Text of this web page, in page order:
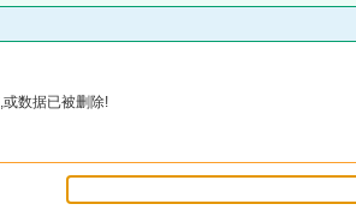
数据已被删除!